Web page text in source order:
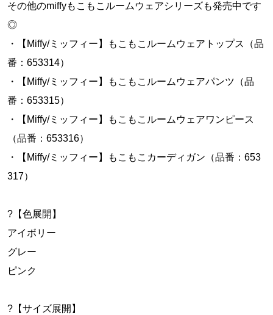
その他のmiffyもこもこルームウェアシリーズも発売中です
◎
・【Miffy/ミッフィー】もこもこルームウェアトップス（品
番：653314）
・【Miffy/ミッフィー】もこもこルームウェアパンツ（品
番：653315）
・【Miffy/ミッフィー】もこもこルームウェアワンピース
（品番：653316）
・【Miffy/ミッフィー】もこもこカーディガン（品番：653
317）
?【色展開】
アイボリー
グレー
ピンク
?【サイズ展開】